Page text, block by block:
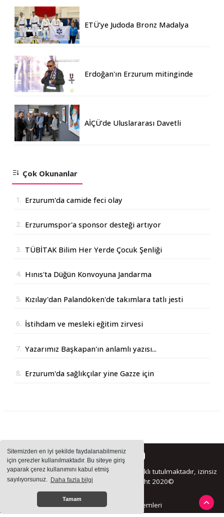
Sitemizden en iyi şekilde faydalanabilmeniz
için çerezler kullanılmaktadır. Bu siteye giriş
yaparak çerez kullanımını kabul etmiş
sayılıyorsunuz. Daha fazla bilgi
Tamam
ETÜ’ye Judoda Bronz Madalya
Erdoğan'ın Erzurum mitinginde
AİÇÜ’de Uluslararası Davetli
Çok Okunanlar
1. Erzurum'da camide feci olay
2. Erzurumspor'a sponsor desteği artıyor
3. TÜBİTAK Bilim Her Yerde Çocuk Şenliği
4. Hınıs'ta Düğün Konvoyuna Jandarma
5. Kızılay'dan Palandöken'de takımlara tatlı jesti
6. İstihdam ve mesleki eğitim zirvesi
7. Yazarımız Başkapan'ın anlamlı yazısı...
8. Erzurum'da sağlıkçılar yine Gazze için
Sitemizde bulunan içeriklerin tüm hakları saklı tutulmaktadır, izinsiz
içerikler kullanılamaz. Copyright 2020©
Haber Yazılımı: Haber Sistemleri